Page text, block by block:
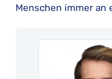
Menschen immer an